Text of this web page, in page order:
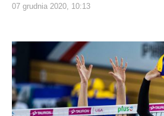
07 grudnia 2020, 10:13